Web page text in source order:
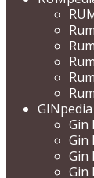
GINpedia
Gin
Gin
Gin
Gin